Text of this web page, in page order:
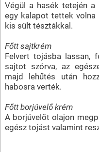
Végül a hasék tetején
egy kalapot tettek
kis sült tésztákkal.
Főtt sajtkrém
Felvert tojásba lassan,
sajtot szórva, az
majd lehűtés után
habosra verték.
Főtt borjúvelő krém
A borjúvelőt olajon
egész tojást valamint